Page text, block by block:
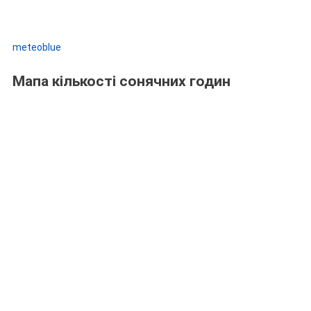
meteoblue
Мапа кількості сонячних годин